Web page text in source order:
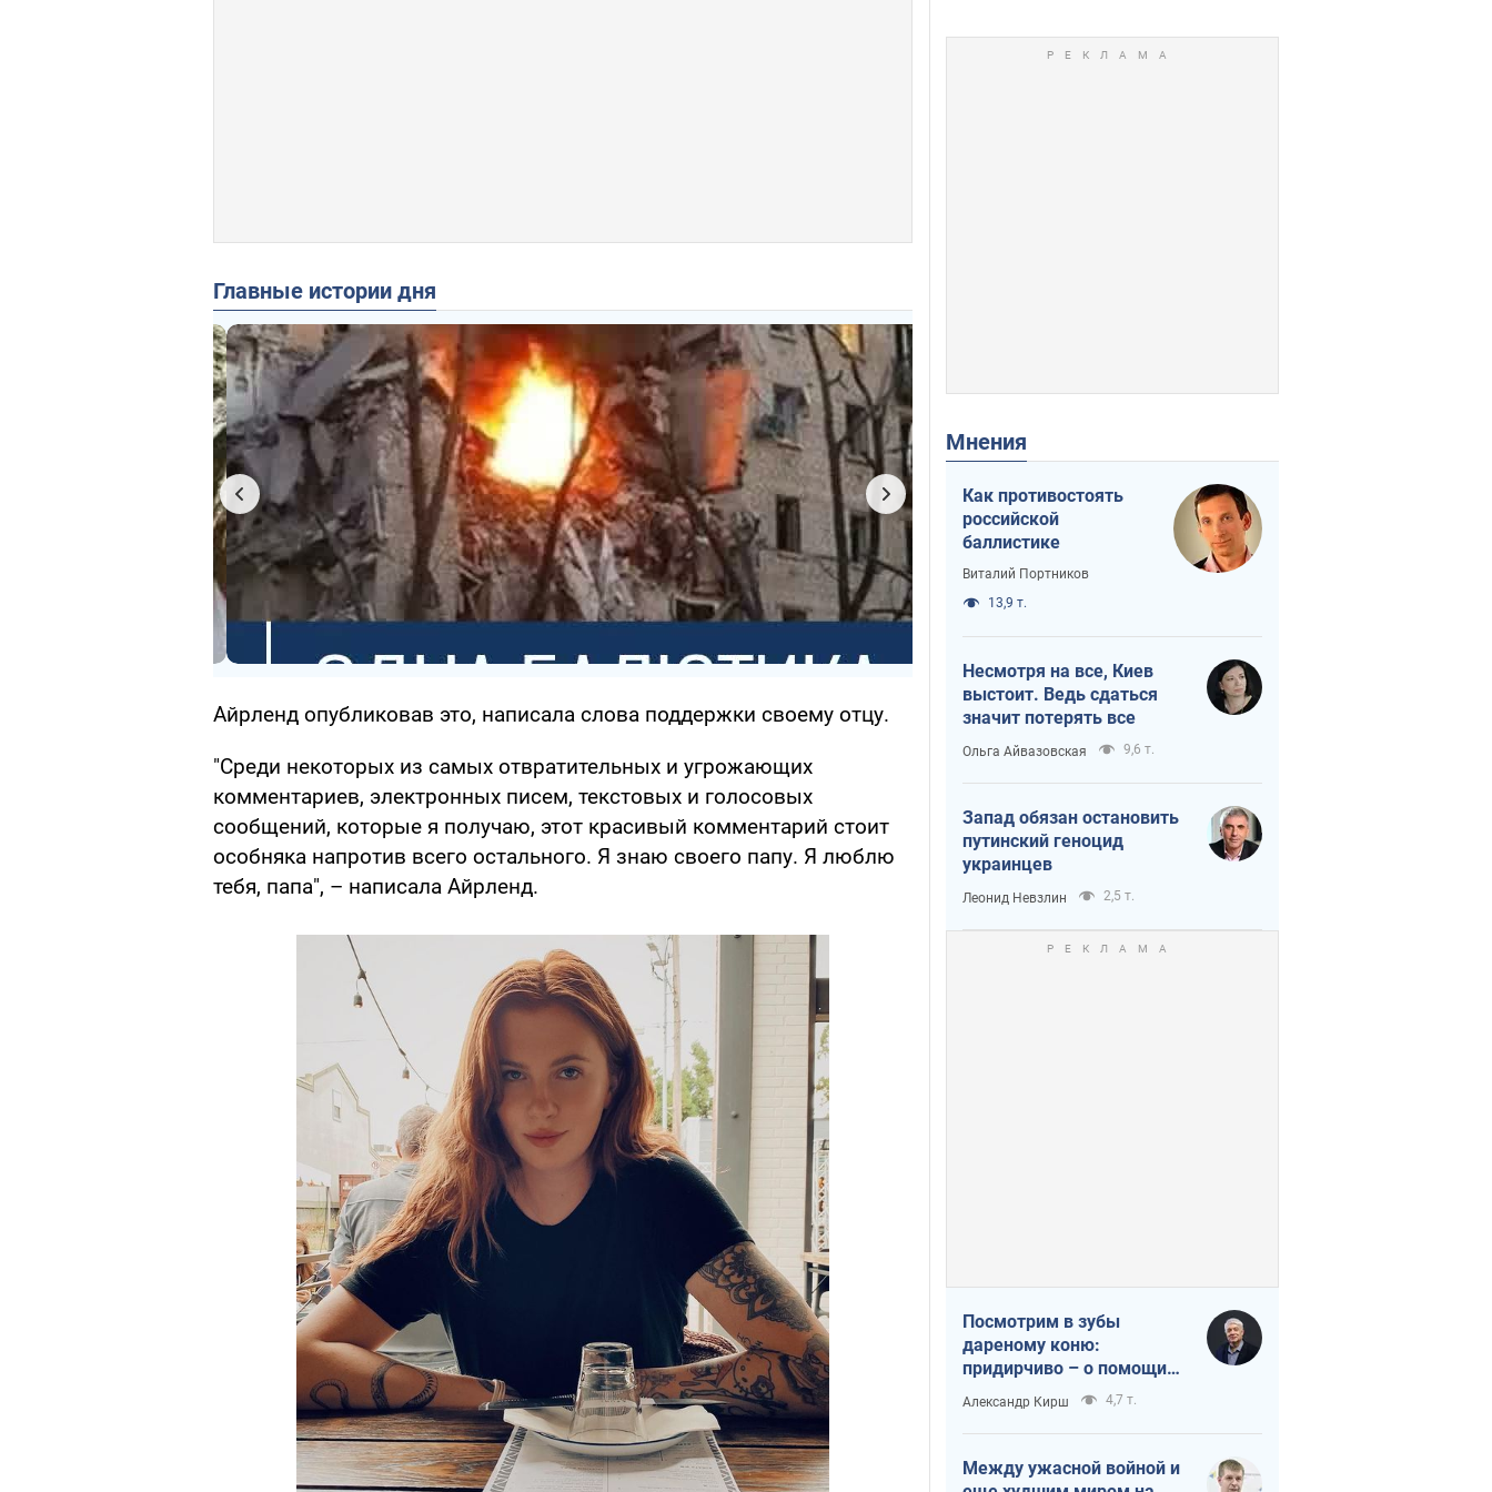
Главные истории дня
Айрленд опубликовав это, написала слова поддержки своему отцу.
"Среди некоторых из самых отвратительных и угрожающих
комментариев, электронных писем, текстовых и голосовых
сообщений, которые я получаю, этот красивый комментарий стоит
особняка напротив всего остального. Я знаю своего папу. Я люблю
тебя, папа", – написала Айрленд.
Мнения
Как противостоять
российской
баллистике
Виталий Портников
13,9 т.
Несмотря на все, Киев
выстоит. Ведь сдаться
значит потерять все
Ольга Айвазовская 9,6 т.
Запад обязан остановить
путинский геноцид
украинцев
Леонид Невзлин 2,5 т.
Посмотрим в зубы
дареному коню:
придирчиво – о помощи
Украине
Александр Кирш 4,7 т.
Между ужасной войной и